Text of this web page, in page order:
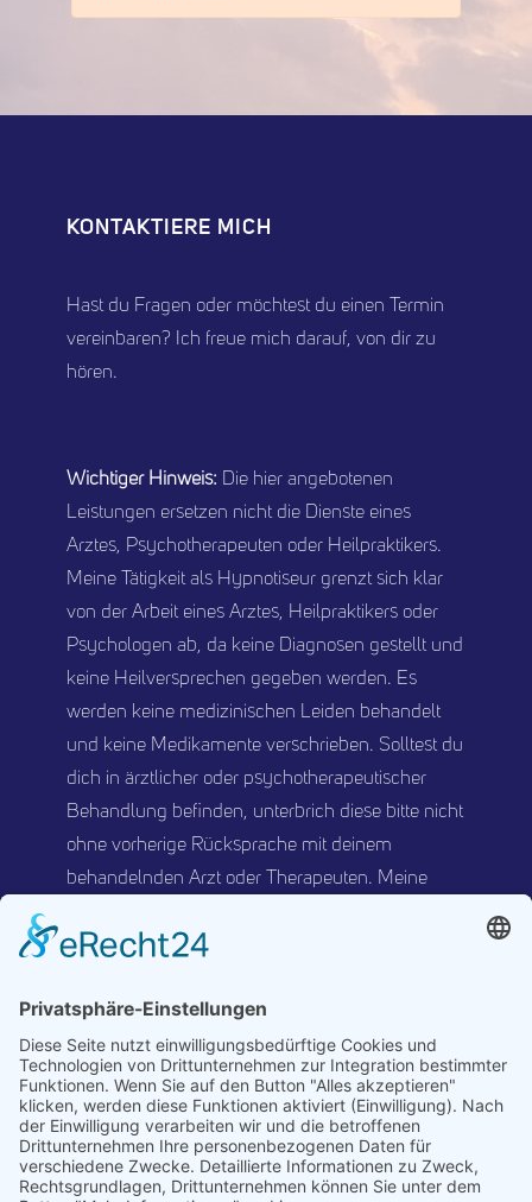
KONTAKTIERE MICH
Hast du Fragen oder möchtest du einen Termin
vereinbaren? Ich freue mich darauf, von dir zu
hören.
Wichtiger Hinweis: Die hier angebotenen
Leistungen ersetzen nicht die Dienste eines
Arztes, Psychotherapeuten oder Heilpraktikers.
Meine Tätigkeit als Hypnotiseur grenzt sich klar
von der Arbeit eines Arztes, Heilpraktikers oder
Psychologen ab, da keine Diagnosen gestellt und
keine Heilversprechen gegeben werden. Es
werden keine medizinischen Leiden behandelt
und keine Medikamente verschrieben. Solltest du
dich in ärztlicher oder psychotherapeutischer
Behandlung befinden, unterbrich diese bitte nicht
ohne vorherige Rücksprache mit deinem
behandelnden Arzt oder Therapeuten. Meine
Gesundheitserhaltung und der Prävention.
Kontaktinformationen:
+49 151 21289495
info@tobias-kunert.de